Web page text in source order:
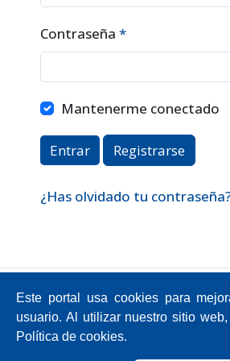
Contraseña *
Obligatorio
Mantenerme conectado
Entrar Registrarse
¿Has olvidado tu
Sector Cutuglagua
Código Postal
Teléfono: 593-2-
Este portal usa cookies para
usuario. Al utilizar nuestro sitio
Política de cookies.